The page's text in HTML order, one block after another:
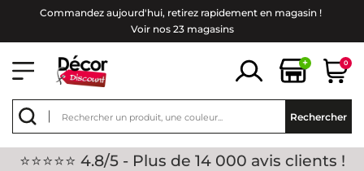
Commandez aujourd'hui, retirez rapidement en magasin !
Voir nos 23 magasins
+ 0
Rechercher
⭐⭐⭐⭐⭐ 4.8/5 - Plus de 14 000 avis clients !